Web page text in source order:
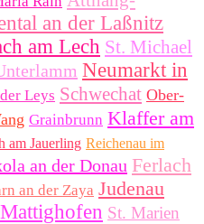
an der Laßnitz
am Lech St. Michael
Neumarkt in
Leys Schwechat Ober-
Grainbrunn Klaffer am
am Jauerling Reichenau im
an der Donau Ferlach
an der Zaya Judenau
St. Marien